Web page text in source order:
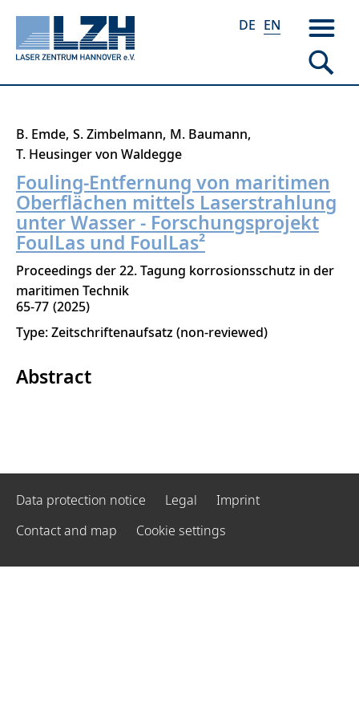
Skip
main
content
DE EN
B. Emde S. Zimbelmann M. Baumann
T. Heusinger von Waldegge
Fouling-Entfernung von maritimen
Oberflächen mittels Laserstrahlung
unter Wasser - Forschungsprojekt
FoulLas und FoulLas²
Proceedings der 22. Tagung korrosionsschutz in der
maritimen Technik
65-77 2025
Type: Zeitschriftenaufsatz (non-reviewed)
Abstract
Data protection notice Legal
Imprint
Contact and map
Cookie settings